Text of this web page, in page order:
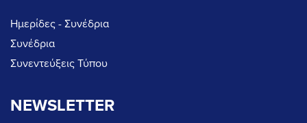
Ημερίδες - Συνέδρια
Συνέδρια
Συνεντεύξεις Τύπου
NEWSLETTER